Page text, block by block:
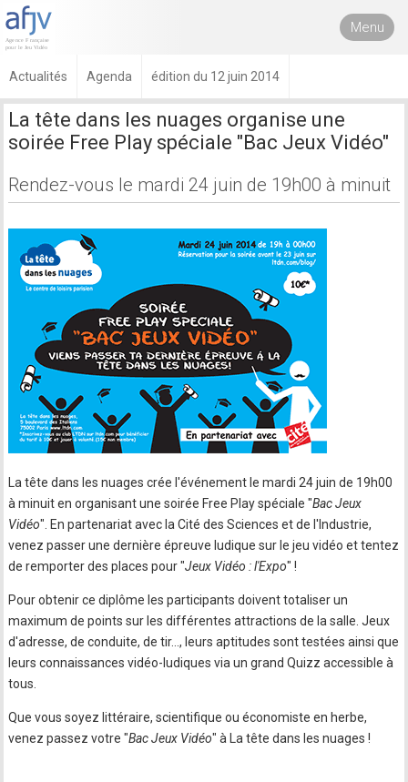
Menu
Actualités Agenda édition du 12 juin 2014
La tête dans les nuages organise une
soirée Free Play spéciale "Bac Jeux Vidéo"
Rendez-vous le mardi 24 juin de 19h00 à minuit
La tête dans les nuages crée l'événement le mardi 24 juin de 19h00
à minuit en organisant une soirée Free Play spéciale "Bac Jeux
Vidéo". En partenariat avec la Cité des Sciences et de l'Industrie,
venez passer une dernière épreuve ludique sur le jeu vidéo et tentez
de remporter des places pour "Jeux Vidéo : l'Expo" !
Pour obtenir ce diplôme les participants doivent totaliser un
maximum de points sur les différentes attractions de la salle. Jeux
d'adresse, de conduite, de tir..., leurs aptitudes sont testées ainsi que
leurs connaissances vidéo-ludiques via un grand Quizz accessible à
tous.
Que vous soyez littéraire, scientifique ou économiste en herbe,
venez passez votre "Bac Jeux Vidéo" à La tête dans les nuages !